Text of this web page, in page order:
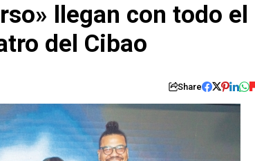
llegan con todo el
del Cibao
Share